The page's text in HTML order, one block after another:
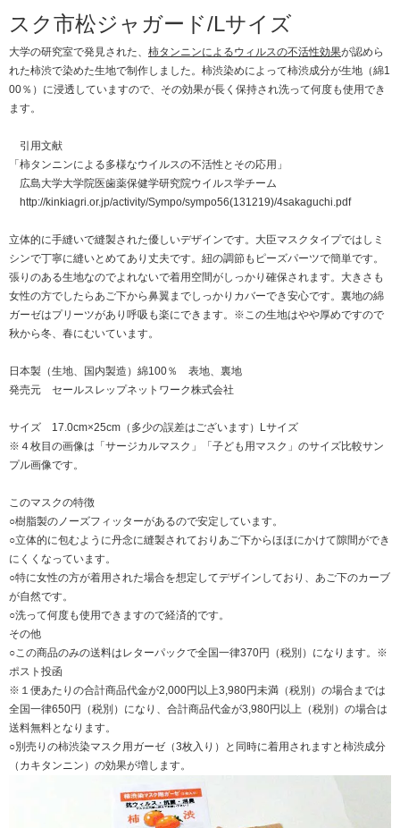
スク市松ジャガード/Lサイズ
大学の研究室で発見された、 柿タンニンによるウィルスの不活性効果が認めら
れた柿渋で染めた生地で制作しました。柿渋染めによって柿渋成分が生地（綿1
00％）に浸透していますので、その効果が長く保持され洗って何度も使用でき
ます。
引用文献
「柿タンニンによる多様なウイルスの不活性とその応用」
広島大学大学院医歯薬保健学研究院ウイルス学チーム
http://kinkiagri.or.jp/activity/Sympo/sympo56(131219)/4sakaguchi.pdf
立体的に手縫いで縫製された優しいデザインです。大臣マスクタイプではしミ
シンで丁寧に縫いとめてあり丈夫です。紐の調節もピーズパーツで簡単です。
張りのある生地なのでよれないで着用空間がしっかり確保されます。大きさも
女性の方でしたらあご下から鼻翼までしっかりカバーでき安心です。裏地の綿
ガーゼはプリーツがあり呼吸も楽にできます。※この生地はやや厚めですので
秋から冬、春にむいています。
日本製（生地、国内製造）綿100％ 表地、裏地
発売元 セールスレップネットワーク株式会社
サイズ 17.0cm×25cm（多少の誤差はございます）Lサイズ
※４枚目の画像は「サージカルマスク」「子ども用マスク」のサイズ比較サン
プル画像です。
このマスクの特徴
○樹脂製のノーズフィッターがあるので安定しています。
○立体的に包むように丹念に縫製されておりあご下からほほにかけて隙間ができ
にくくなっています。
○特に女性の方が着用された場合を想定してデザインしており、あご下のカーブ
が自然です。
○洗って何度も使用できますので経済的です。
その他
○この商品のみの送料はレターパックで全国一律370円（税別）になります。※
ポスト投函
※１便あたりの合計商品代金が2,000円以上3,980円未満（税別）の場合までは
全国一律650円（税別）になり、合計商品代金が3,980円以上（税別）の場合は
送料無料となります。
○別売りの柿渋染マスク用ガーゼ（3枚入り）と同時に着用されますと柿渋成分
（カキタンニン）の効果が増します。